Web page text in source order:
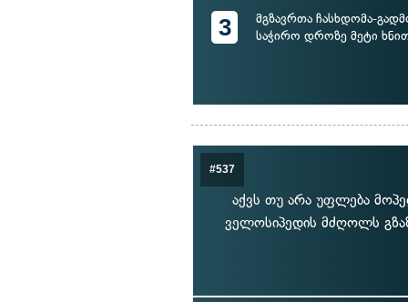
3
მგზავრთა ჩასხდომა-
საჭირო დროზე მეტი
#537
აქვს თუ არა უფლება
ველოსიპედის მძღოლს